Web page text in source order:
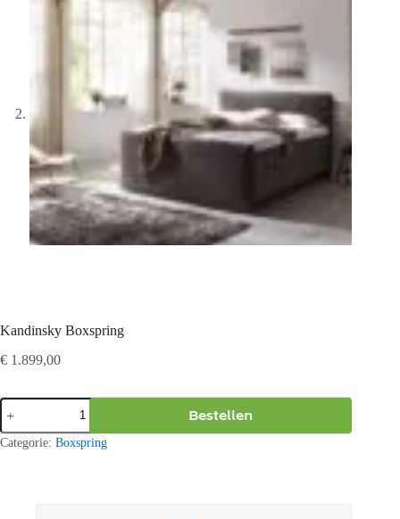
Kandinsky Boxspring
€ 1.899,00
Kandinsky
Boxspring
aantal
Bestellen
Categorie: Boxspring